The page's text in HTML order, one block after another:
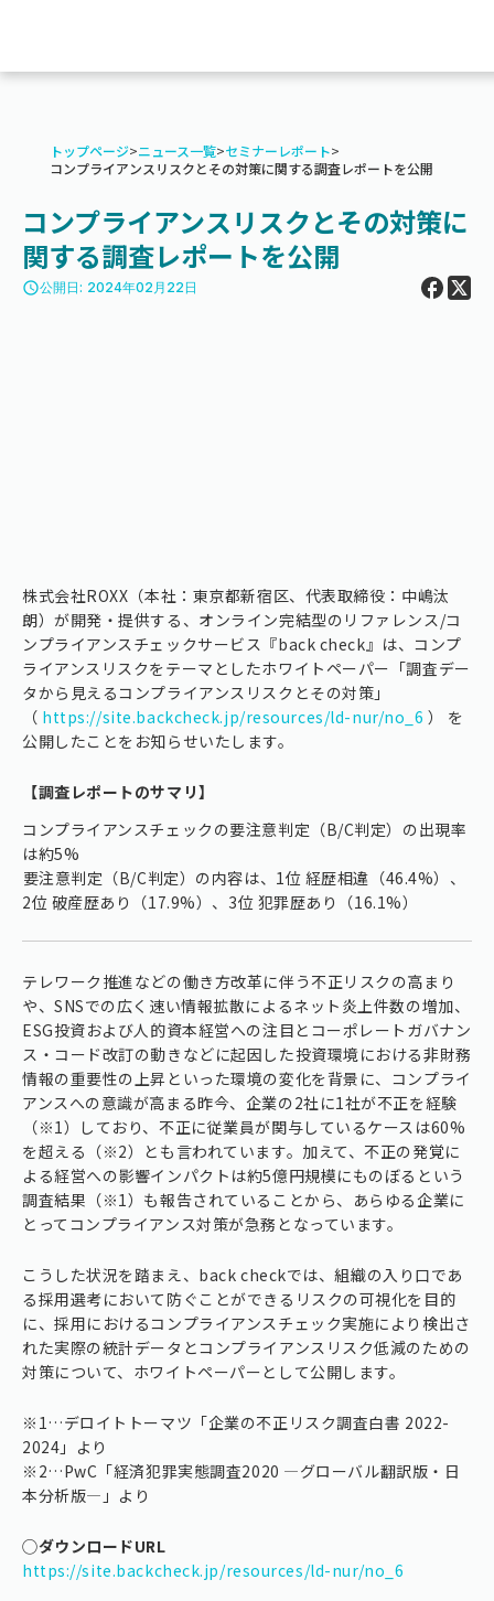
トップページ>ニュース一覧>セミナーレポート>
コンプライアンスリスクとその対策に関する調査レポートを公開
コンプライアンスリスクとその対策に
関する調査レポートを公開
access_time公開日: 2024年02月22日
株式会社ROXX（本社：東京都新宿区、代表取締役：中嶋汰
朗）が開発・提供する、オンライン完結型のリファレンス/コ
ンプライアンスチェックサービス『back check』は、コンプ
ライアンスリスクをテーマとしたホワイトペーパー「調査デー
タから見えるコンプライアンスリスクとその対策」
（ https://site.backcheck.jp/resources/ld-nur/no_6 ） を
公開したことをお知らせいたします。
【調査レポートのサマリ】
コンプライアンスチェックの要注意判定（B/C判定）の出現率
は約5%
⁠要注意判定（B/C判定）の内容は、1位 経歴相違（46.4%）、
2位 破産歴あり（17.9%）、3位 犯罪歴あり（16.1%）
テレワーク推進などの働き方改革に伴う不正リスクの高まり
や、SNSでの広く速い情報拡散によるネット炎上件数の増加、
ESG投資および人的資本経営への注目とコーポレートガバナン
ス・コード改訂の動きなどに起因した投資環境における非財務
情報の重要性の上昇といった環境の変化を背景に、コンプライ
アンスへの意識が高まる昨今、企業の2社に1社が不正を経験
（※1）しており、不正に従業員が関与しているケースは60%
を超える（※2）とも言われています。加えて、不正の発覚に
よる経営への影響インパクトは約5億円規模にものぼるという
調査結果（※1）も報告されていることから、あらゆる企業に
とってコンプライアンス対策が急務となっています。
こうした状況を踏まえ、back checkでは、組織の入り口であ
る採用選考において防ぐことができるリスクの可視化を目的
に、採用におけるコンプライアンスチェック実施により検出さ
れた実際の統計データとコンプライアンスリスク低減のための
対策について、ホワイトペーパーとして公開します。
※1…デロイトトーマツ「企業の不正リスク調査白書 2022-
2024」より
※2…PwC「経済犯罪実態調査2020 ―グローバル翻訳版・日
本分析版―」より
◯ダウンロードURL
https://site.backcheck.jp/resources/ld-nur/no_6